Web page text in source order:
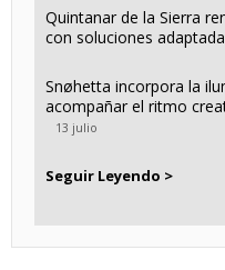
Quintanar de la Sierra
con soluciones
Snøhetta incorpora la
acompañar el ritmo
13 julio
Seguir Leyendo >